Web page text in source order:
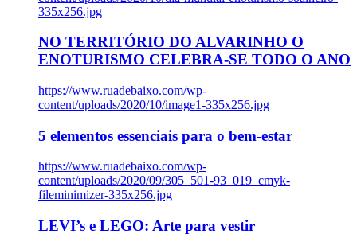
335x256.jpg
NO TERRITÓRIO DO ALVARINHO O
ENOTURISMO CELEBRA-SE TODO O ANO
https://www.ruadebaixo.com/wp-
content/uploads/2020/10/image1-335x256.jpg
5 elementos essenciais para o bem-estar
https://www.ruadebaixo.com/wp-
content/uploads/2020/09/305_501-93_019_cmyk-
fileminimizer-335x256.jpg
LEVI’s e LEGO: Arte para vestir